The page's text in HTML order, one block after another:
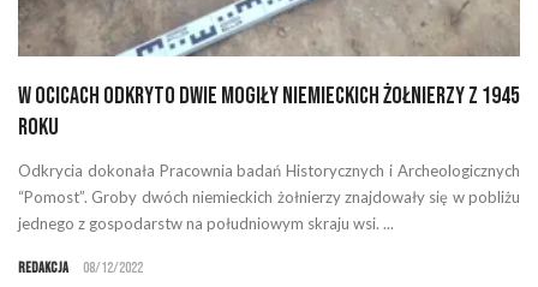
W Ocicach odkryto dwie mogiły niemieckich żołnierzy z 1945
roku
Odkrycia dokonała Pracownia badań Historycznych i Archeologicznych
“Pomost”. Groby dwóch niemieckich żołnierzy znajdowały się w pobliżu
jednego z gospodarstw na południowym skraju wsi. ...
Redakcja 08/12/2022